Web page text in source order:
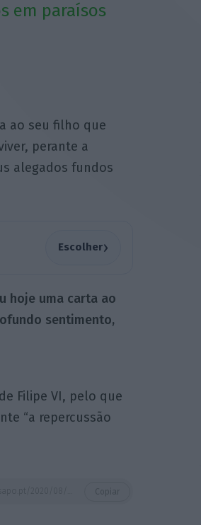
em paraísos
ao seu filho que
perante a
alegados fundos
Escolher›
hoje uma carta ao
sentimento,
Filipe VI, pelo que
“a repercussão